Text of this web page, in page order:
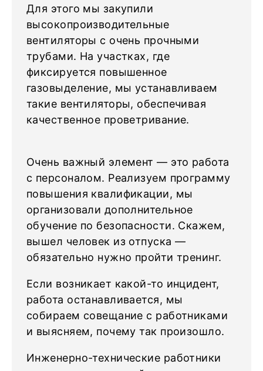
Для этого мы закупили
высокопроизводительные
вентиляторы с очень прочными
трубами. На участках, где
фиксируется повышенное
газовыделение, мы устанавливаем
такие вентиляторы, обеспечивая
качественное проветривание.
Очень важный элемент — это работа
с персоналом. Реализуем программу
повышения квалификации, мы
организовали дополнительное
обучение по безопасности. Скажем,
вышел человек из отпуска —
обязательно нужно пройти тренинг.
Если возникает какой-то инцидент,
работа останавливается, мы
собираем совещание с работниками
и выясняем, почему так произошло.
Инженерно-технические работники